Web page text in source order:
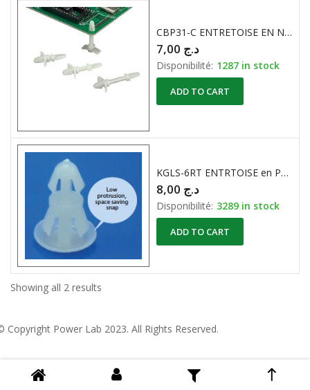
CBP31-C ENTRETOISE EN NYLON PANDUIT
د.ج
Disponibilité: 1287 in stock
ADD TO CART
KGLS-6RT ENTRTOISE en PLASTIQUE
د.ج
Disponibilité: 3289 in stock
ADD TO CART
Showing all 2 results
Copyright Power Lab 2023. All Rights Reserved.